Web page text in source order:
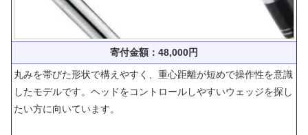
寄付金額：48,000円
丸みを帯びた形状で構えやすく、重心距離が短めで操作性を意識
したモデルです。ヘッドをコントロールしやすいウェッジを探し
たい方に向いています。